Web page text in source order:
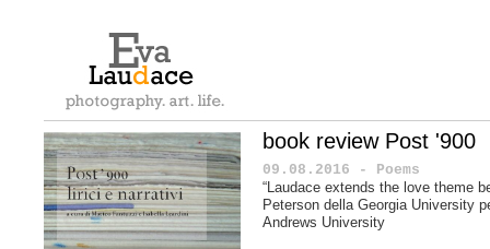
book review Post '900
09.08.2016 - Poems
“Laudace extends the love theme
Peterson della Georgia University
Andrews University